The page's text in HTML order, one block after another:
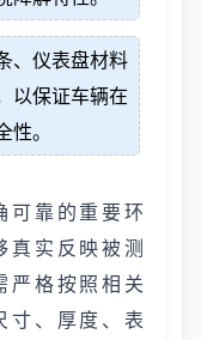
、仪表盘材料
以保证车辆在
。
可靠的重要环
真实反映被测
严格按照相关
寸、厚度、表